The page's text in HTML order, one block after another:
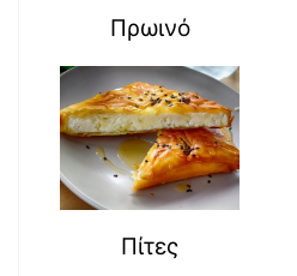
Πρωινό
Πίτες